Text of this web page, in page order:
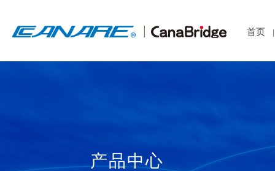
首页 |
产品中心